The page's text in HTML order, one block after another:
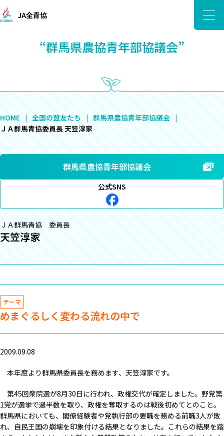
JA全青協
“群馬県農協青年部協議会”
HOME 全国の盟友たち
群馬県農協青年部協議会
ＪＡ群馬青協委員長 天笠淳家
群馬県農協青年部協議会
公式SNS
ＪＡ群馬青協 委員長
天笠淳家
テーマ
めまぐるしく変わる流れの中で
2009.09.08
本年度より群馬県委員長を務めます、天笠淳家です。
第45回衆院選が8月30日に行われ、政権交代が確定しました。野党第
1党が選挙で過半数を取り、政権を奪取するのは戦後初めてとのこと。
群馬県においても、閣僚経験者や党執行部の要職を務める前職3人が敗
れ、自民王国の崩壊を印象付ける結果となりました。これらの結果を踏